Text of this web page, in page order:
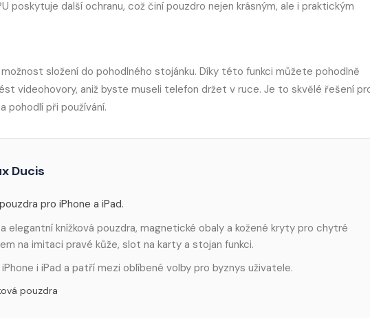
poskytuje další ochranu, což činí pouzdro nejen krásným, ale i praktickým
složení do pohodlného stojánku. Díky této funkci můžete pohodlně
videohovory, aniž byste museli telefon držet v ruce. Je to skvělé řešení
pohodlí při používání.
Ducis
pro iPhone a iPad.
elegantní knížková pouzdra, magnetické obaly a kožené kryty pro chytré
na imitaci pravé kůže, slot na karty a stojan funkci.
i iPad a patří mezi oblíbené volby pro byznys uživatele.
pouzdra